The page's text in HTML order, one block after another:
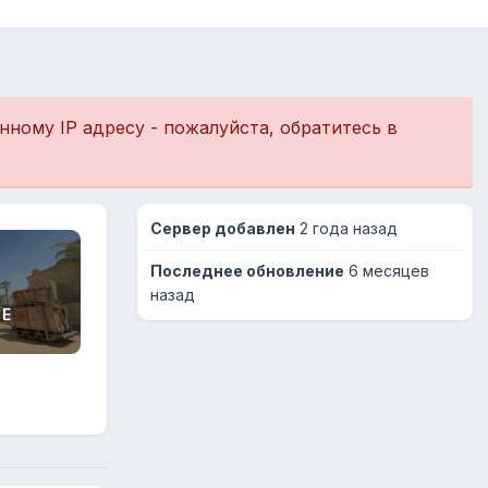
IP адресу - пожалуйста, обратитесь в
Сервер добавлен 2 года назад
Последнее обновление 6 месяцев
назад